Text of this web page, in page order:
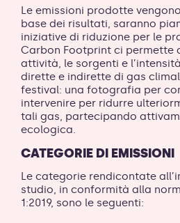
Le emissioni prodotte
base dei risultati, saranno
iniziative di riduzione per le
Carbon Footprint ci permette
attività, le sorgenti e
dirette e indirette di gas
festival: una fotografia per
intervenire per ridurre
tali gas, partecipando
ecologica.
CATEGORIE DI EMISSIONI
Le categorie rendicontate
studio, in conformità alla
1:2019, sono le seguenti: